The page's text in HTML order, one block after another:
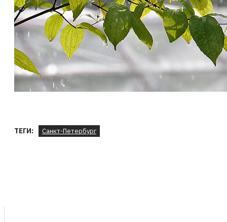
ТЕГИ: Санкт-Петербург